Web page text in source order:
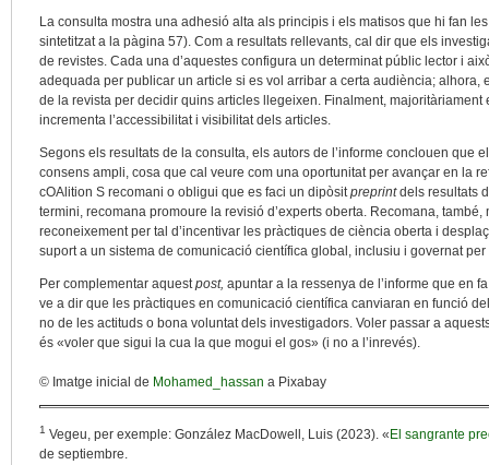
La consulta mostra una adhesió alta als principis i els matisos que hi fan
sintetitzat a la pàgina 57). Com a resultats rellevants, cal dir que els
de revistes. Cada una d’aquestes configura un determinat públic lector i
adequada per publicar un article si es vol arribar a certa audiència; alhora,
de la revista per decidir quins articles llegeixen. Finalment,
incrementa l’accessibilitat i visibilitat dels articles.
Segons els resultats de la consulta, els autors de l’informe conclouen que
consens ampli, cosa que cal veure com una oportunitat per avançar en la
cOAlition S recomani o obligui que es faci un dipòsitpreprintdels resultats
termini, recomana promoure la revisió d’experts oberta. Recomana,
reconeixement per tal d’incentivar les pràctiques de ciència oberta i
suport a un sistema de comunicació científica global, inclusiu i governat
Per complementar aquestpost, apuntar a la ressenya de l’informe que en
ve a dir que les pràctiques en comunicació científica canviaran en funció
no de les actituds o bona voluntat dels investigadors. Voler passar a
és «voler que sigui la cua la que mogui el gos» (i no a l’inrevés).
© Imatge inicial de Mohamed_hassan a Pixabay
1 Vegeu, per exemple: González MacDowell, Luis (2023). « El sangrante
de septiembre.